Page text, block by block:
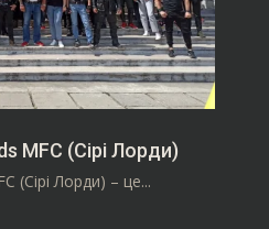
MFC (Сірі Лорди)
(Сірі Лорди) – це...